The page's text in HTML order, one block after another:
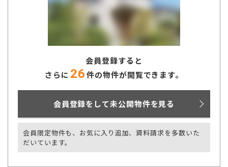
会員登録すると
さらに 26 件の物件が閲覧できます。
会員登録をして未公開物件を見る
会員限定物件も、お気に入り追加、資料請求を多数いた
だいています。